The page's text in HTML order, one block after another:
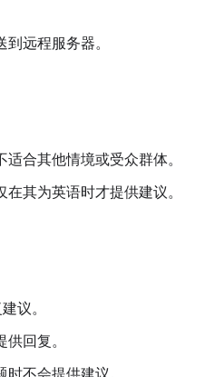
远程服务器。
合其他情境或受众群体。
其为英语时才提供建议。
议。
回复。